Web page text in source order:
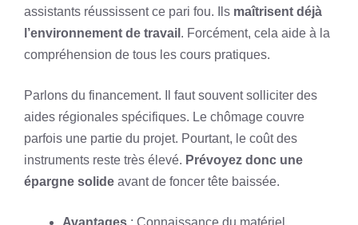
assistants réussissent ce pari fou. Ils maîtrisent déjà
l’environnement de travail . Forcément, cela aide à la
compréhension de tous les cours pratiques.
Parlons du financement. Il faut souvent solliciter des
aides régionales spécifiques. Le chômage couvre
parfois une partie du projet. Pourtant, le coût des
instruments reste très élevé. Prévoyez donc une
épargne solide avant de foncer tête baissée.
Avantages : Connaissance du matériel,